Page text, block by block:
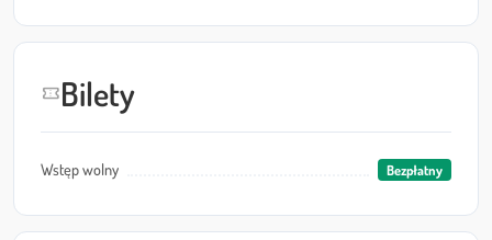
confirmation_numberBilety
Wstęp wolny Bezpłatny